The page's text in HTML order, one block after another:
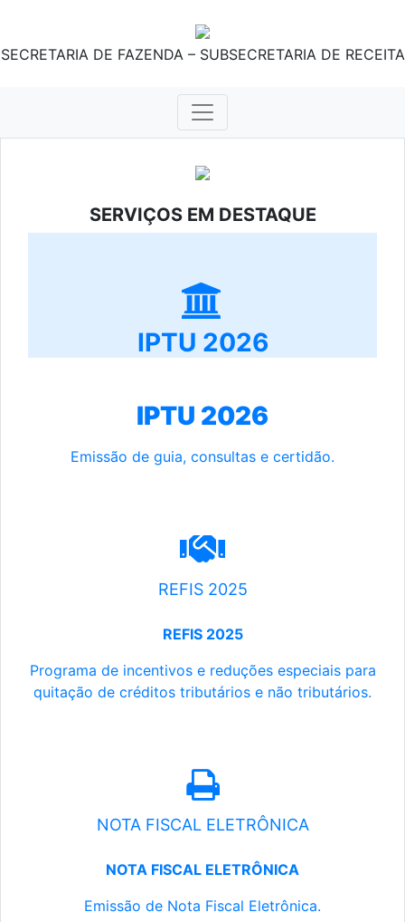
SECRETARIA DE FAZENDA – SUBSECRETARIA DE RECEITA
SERVIÇOS EM DESTAQUE
IPTU 2026
IPTU 2026
Emissão de guia, consultas e certidão.
REFIS 2025
REFIS 2025
Programa de incentivos e reduções especiais para
quitação de créditos tributários e não tributários.
NOTA FISCAL ELETRÔNICA
NOTA FISCAL ELETRÔNICA
Emissão de Nota Fiscal Eletrônica.